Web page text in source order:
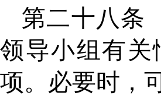
第二十八条
领导小组有
项。必要时，